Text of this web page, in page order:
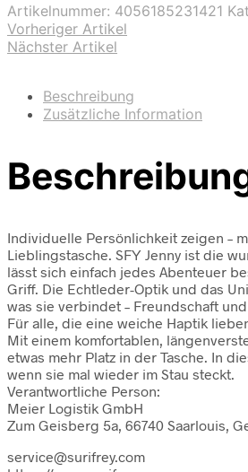
Artikelnummer: 4056185231421
Vorheriger Artikel
Nächster Artikel
Beschreibung
Zusätzliche Information
Individuelle Persönlichkeit zeigen –
Lieblingstasche. SFY Jenny ist die
lässt sich einfach jedes Abenteuer
Griff. Die Echtleder-Optik und das
was sie verbindet – Freundschaft
Für alle, die eine weiche Haptik
Mit einem komfortablen,
etwas mehr Platz in der Tasche. In
wenn sie mal wieder im Stau steckt.
Verantwortliche Person:
Meier Logistik GmbH
Zum Geisberg 5a, 66740 Saarlouis,
service@surifrey.com